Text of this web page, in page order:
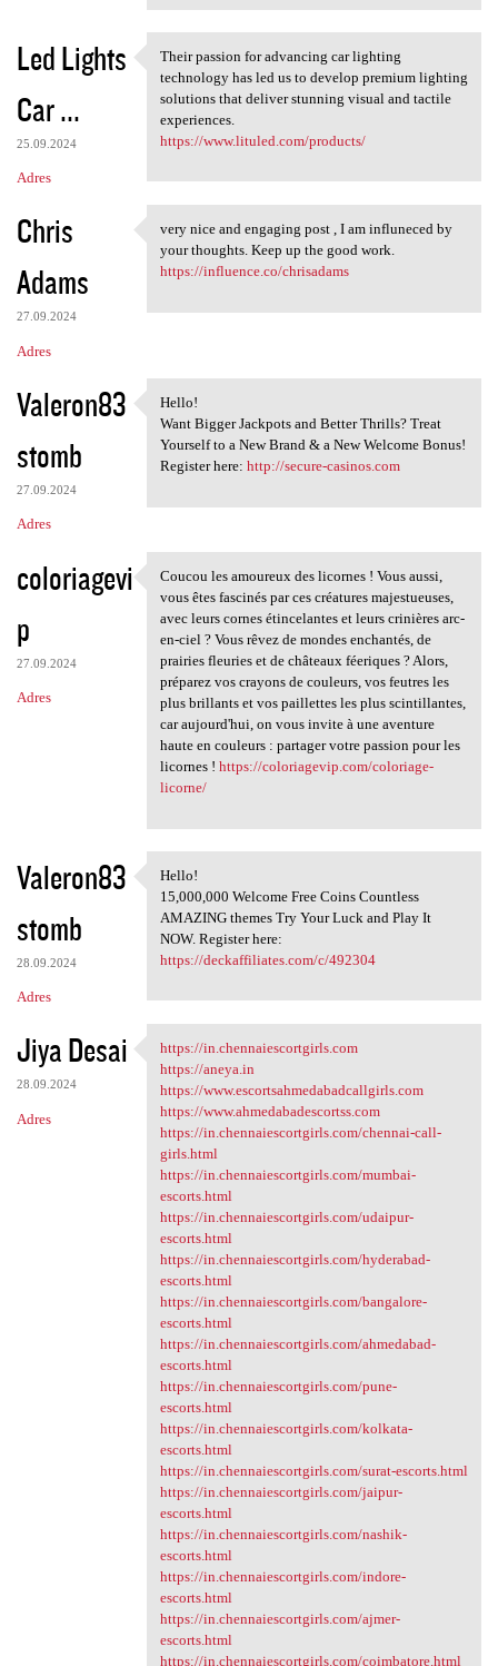
Led Lights
Car ...
25.09.2024
Adres
Their passion for advancing
Their passion for advancing car lighting
technology has led us to develop premium lighting
solutions that deliver stunning visual and tactile
experiences.
https://www.lituled.com/products/
Chris
Adams
27.09.2024
Adres
very nice and engaging post ,
very nice and engaging post , I am influneced by
your thoughts. Keep up the good work.
https://influence.co/chrisadams
Valeron83
stomb
27.09.2024
Adres
Hello!
Hello!
Want Bigger Jackpots and Better Thrills? Treat
Yourself to a New Brand & a New Welcome Bonus!
Register here: http://secure-casinos.com
coloriagevi
p
27.09.2024
Adres
Coucou les amoureux des
Coucou les amoureux des licornes ! Vous aussi,
vous êtes fascinés par ces créatures majestueuses,
avec leurs cornes étincelantes et leurs crinières arc-
en-ciel ? Vous rêvez de mondes enchantés, de
prairies fleuries et de châteaux féeriques ? Alors,
préparez vos crayons de couleurs, vos feutres les
plus brillants et vos paillettes les plus scintillantes,
car aujourd'hui, on vous invite à une aventure
haute en couleurs : partager votre passion pour les
licornes ! https://coloriagevip.com/coloriage-
licorne/
Valeron83
stomb
28.09.2024
Adres
Hello!
Hello!
15,000,000 Welcome Free Coins Countless
AMAZING themes Try Your Luck and Play It
NOW. Register here:
https://deckaffiliates.com/c/492304
Jiya Desai
28.09.2024
Adres
https://in.chennaiescortgirls
https://in.chennaiescortgirls.com
https://aneya.in
https://www.escortsahmedabadcallgirls.com
https://www.ahmedabadescortss.com
https://in.chennaiescortgirls.com/chennai-call-
girls.html
https://in.chennaiescortgirls.com/mumbai-
escorts.html
https://in.chennaiescortgirls.com/udaipur-
escorts.html
https://in.chennaiescortgirls.com/hyderabad-
escorts.html
https://in.chennaiescortgirls.com/bangalore-
escorts.html
https://in.chennaiescortgirls.com/ahmedabad-
escorts.html
https://in.chennaiescortgirls.com/pune-
escorts.html
https://in.chennaiescortgirls.com/kolkata-
escorts.html
https://in.chennaiescortgirls.com/surat-escorts.html
https://in.chennaiescortgirls.com/jaipur-
escorts.html
https://in.chennaiescortgirls.com/nashik-
escorts.html
https://in.chennaiescortgirls.com/indore-
escorts.html
https://in.chennaiescortgirls.com/ajmer-
escorts.html
https://in.chennaiescortgirls.com/coimbatore.html